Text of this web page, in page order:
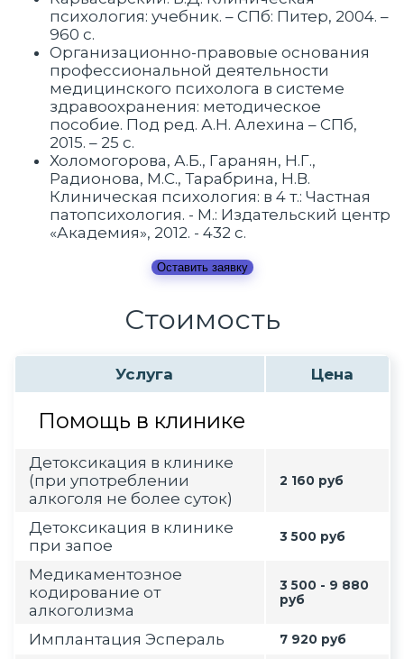
психология: учебник. – СПб: Питер, 2004. –
960 c.
Организационно-правовые основания
профессиональной деятельности
медицинского психолога в системе
здравоохранения: методическое
пособие. Под ред. А.Н. Алехина – СПб,
2015. – 25 с.
Холомогорова, А.Б., Гаранян, Н.Г.,
Радионова, М.C., Тарабрина, Н.В.
Клиническая психология: в 4 т.: Частная
патопсихология. - М.: Издательский центр
«Академия», 2012. - 432 с.
Оставить заявку
Стоимость
Услуга Цена
Помощь в клинике
Детоксикация в клинике
(при употреблении
алкоголя не более суток)
2 160 руб
Детоксикация в клинике
при запое
3 500 руб
Медикаментозное
кодирование от
алкоголизма
3 500 - 9 880
руб
Имплантация Эспераль 7 920 руб